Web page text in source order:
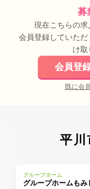
募
現在こちらの求
会員登録していた
け取
会員登
既に会
平川
グループホーム
グループホームもみ